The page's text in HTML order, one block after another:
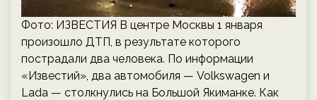
Фото: ИЗВЕСТИЯ В центре Москвы 1 января
произошло ДТП, в результате которого
пострадали два человека. По информации
«Известий», два автомобиля — Volkswagen и
Lada — столкнулись на Большой Якиманке. Как